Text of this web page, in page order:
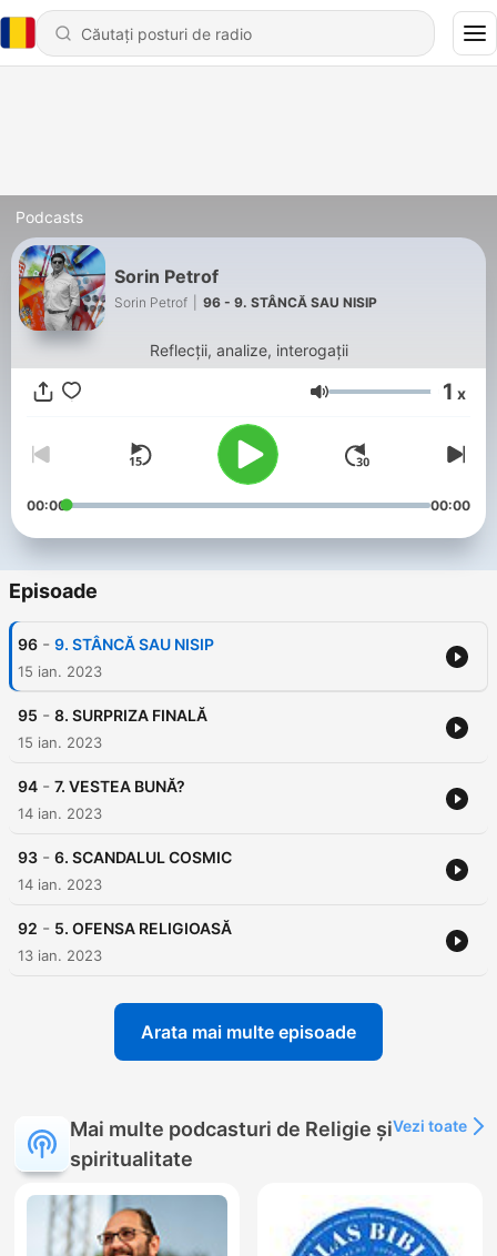
Podcasts
Sorin Petrof
Sorin Petrof 96 - 9. STÂNCĂ SAU NISIP
Reflecții, analize, interogații
Volum 1 x
00:00 00:00
Episoade
96 - 9. STÂNCĂ SAU NISIP
15 ian. 2023
95 - 8. SURPRIZA FINALĂ
15 ian. 2023
94 - 7. VESTEA BUNĂ?
14 ian. 2023
93 - 6. SCANDALUL COSMIC
14 ian. 2023
92 - 5. OFENSA RELIGIOASĂ
13 ian. 2023
Arata mai multe episoade
Mai multe podcasturi de Religie și
spiritualitate
Vezi toate